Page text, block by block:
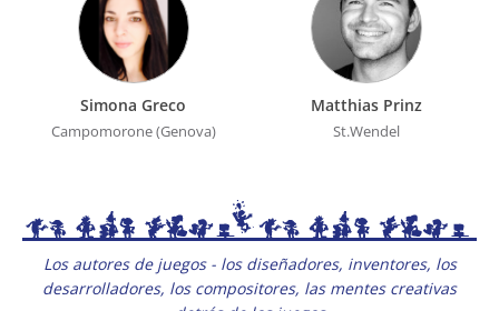
Simona Greco
Campomorone (Genova)
Matthias Prinz
St.Wendel
Los autores de juegos - los diseñadores, inventores, los
desarrolladores, los compositores, las mentes creativas